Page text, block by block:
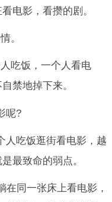
电影，看攒的剧。
。
吃饭，一个人看电
禁地掉下来。
呢?
人吃饭逛街看电影，越
最致命的弱点。
在同一张床上看电影，